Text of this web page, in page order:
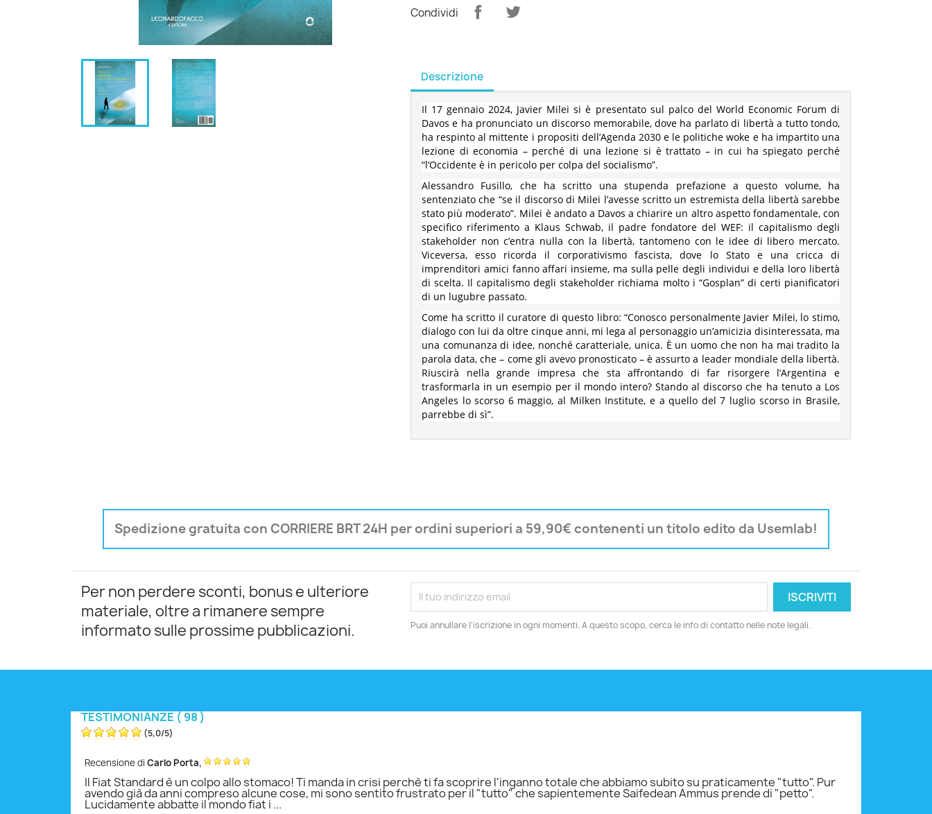
Condividi
Descrizione
Il 17 gennaio 2024, Javier Milei si è presentato sul palco del World Economic Forum di
Davos e ha pronunciato un discorso memorabile, dove ha parlato di libertà a tutto tondo,
ha respinto al mittente i propositi dell’Agenda 2030 e le politiche woke e ha impartito una
lezione di economia – perché di una lezione si è trattato – in cui ha spiegato perché
“l’Occidente è in pericolo per colpa del socialismo”.
Alessandro Fusillo, che ha scritto una stupenda prefazione a questo volume, ha
sentenziato che “se il discorso di Milei l’avesse scritto un estremista della libertà sarebbe
stato più moderato”. Milei è andato a Davos a chiarire un altro aspetto fondamentale, con
specifico riferimento a Klaus Schwab, il padre fondatore del WEF: il capitalismo degli
stakeholder non c’entra nulla con la libertà, tantomeno con le idee di libero mercato.
Viceversa, esso ricorda il corporativismo fascista, dove lo Stato e una cricca di
imprenditori amici fanno affari insieme, ma sulla pelle degli individui e della loro libertà
di scelta. Il capitalismo degli stakeholder richiama molto i “Gosplan” di certi pianificatori
di un lugubre passato.
Come ha scritto il curatore di questo libro: “Conosco personalmente Javier Milei, lo stimo,
dialogo con lui da oltre cinque anni, mi lega al personaggio un’amicizia disinteressata, ma
una comunanza di idee, nonché caratteriale, unica. È un uomo che non ha mai tradito la
parola data, che – come gli avevo pronosticato – è assurto a leader mondiale della libertà.
Riuscirà nella grande impresa che sta affrontando di far risorgere l’Argentina e
trasformarla in un esempio per il mondo intero? Stando al discorso che ha tenuto a Los
Angeles lo scorso 6 maggio, al Milken Institute, e a quello del 7 luglio scorso in Brasile,
parrebbe di sì”.
Spedizione gratuita con CORRIERE BRT 24H per ordini superiori a 59,90€ contenenti un titolo edito da Usemlab!
Per non perdere sconti, bonus e ulteriore
materiale, oltre a rimanere sempre
informato sulle prossime pubblicazioni.
Puoi annullare l'iscrizione in ogni momenti. A questo scopo, cerca le info di contatto nelle note legali.
TESTIMONIANZE ( 98 )
(5,0/5)
Recensione di Carlo Porta,
Il Fiat Standard è un colpo allo stomaco! Ti manda in crisi perchè ti fa scoprire l'inganno totale che abbiamo subito su praticamente "tutto". Pur
avendo già da anni compreso alcune cose, mi sono sentito frustrato per il "tutto" che sapientemente Saifedean Ammus prende di "petto".
Lucidamente abbatte il mondo fiat i ...